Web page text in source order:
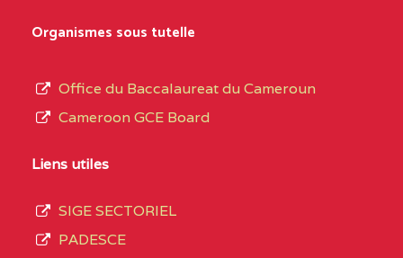
CENTRE
COLLEGE PRIVE LAIC
SAINT MICHEL
CENTRE
du
de
septembre
Organismes sous tutelle
Office du Baccalaureat du Cameroun
Cameroon GCE Board
Liens utiles
SIGE SECTORIEL
PADESCE